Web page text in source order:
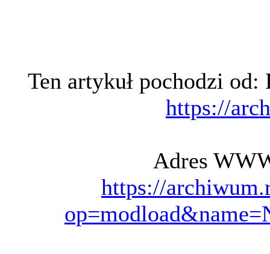
Ten artykuł pochodzi
https://
Adres
https://